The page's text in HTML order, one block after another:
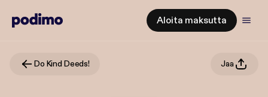
Aloita maksutta
Do Kind Deeds! Jaa